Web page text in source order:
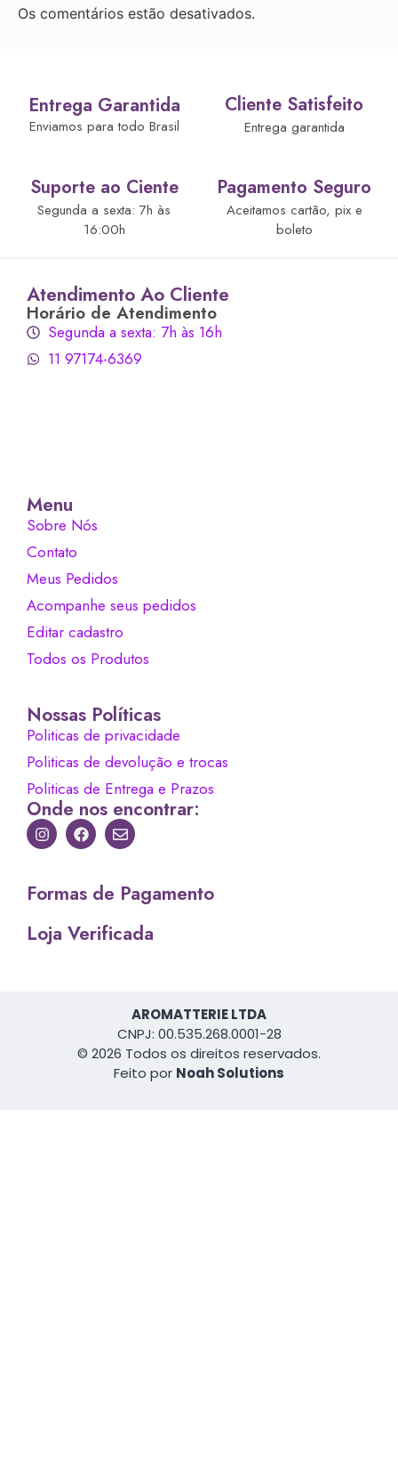
Os comentários estão desativados.
Entrega Garantida
Enviamos para todo Brasil
Cliente Satisfeito
Entrega garantida
Suporte ao Ciente
Segunda a sexta: 7h às
16:00h
Pagamento Seguro
Aceitamos cartão, pix e
boleto
Atendimento Ao Cliente
Horário de Atendimento
Segunda a sexta: 7h às 16h
11 97174-6369
Menu
Sobre Nós
Contato
Meus Pedidos
Acompanhe seus pedidos
Editar cadastro
Todos os Produtos
Nossas Políticas
Politicas de privacidade
Politicas de devolução e trocas
Politicas de Entrega e Prazos
Onde nos encontrar:
Formas de Pagamento
Loja Verificada
AROMATTERIE LTDA
CNPJ: 00.535.268.0001-28
© 2026 Todos os direitos reservados.
Feito por Noah Solutions